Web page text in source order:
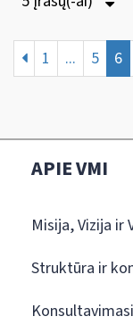
1 ... 5 6
APIE VMI
Misija, Vizija ir
Struktūra ir